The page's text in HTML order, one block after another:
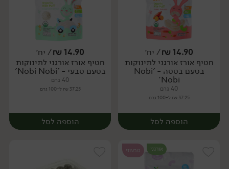
יח׳ יח׳
14.90
₪/ יח׳
חטיף אורז אורגני לתינוקות
בטעם בטטה - 'Nobi
Nobi'
40 גרם
37.25 ₪ ל-100 גרם
הוספה לסל
14.90
₪/ יח׳
חטיף אורז אורגני לתינוקות
בטעם טבעי - 'Nobi Nobi'
40 גרם
37.25 ₪ ל-100 גרם
הוספה לסל
אורגני טבעוני